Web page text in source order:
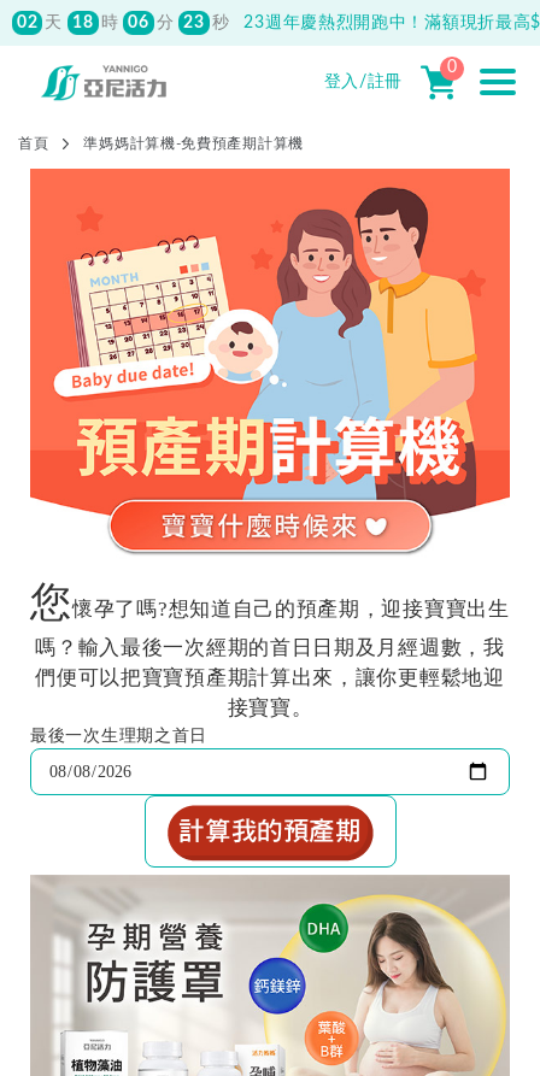
02 天 18 時 06 分 23 秒 23週年慶熱烈開跑中！滿額現折最高
登入/註冊
0
首頁 準媽媽計算機-免費預產期計算機
您懷孕了嗎?想知道自己的預產期，迎接寶寶出生
嗎？輸入最後一次經期的首日日期及月經週數，我
們便可以把寶寶預產期計算出來，讓你更輕鬆地迎
接寶寶。
最後一次生理期之首日